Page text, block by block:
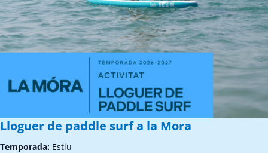
Lloguer de paddle surf a la Mora
Temporada: Estiu